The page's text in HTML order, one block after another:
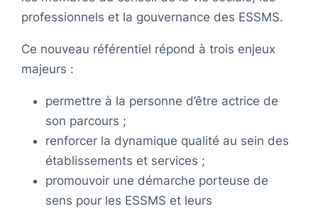
professionnels et la gouvernance des ESSMS.
Ce nouveau référentiel répond à trois enjeux
majeurs :
permettre à la personne d’être actrice de
son parcours ;
renforcer la dynamique qualité au sein des
établissements et services ;
promouvoir une démarche porteuse de
sens pour les ESSMS et leurs